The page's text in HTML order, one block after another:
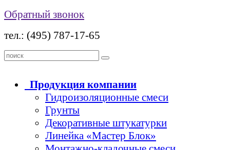
Обратный звонок
тел.: (495) 787-17-65
Продукция компании
Гидроизоляционные смеси
Грунты
Декоративные штукатурки
Линейка «Мастер Блок»